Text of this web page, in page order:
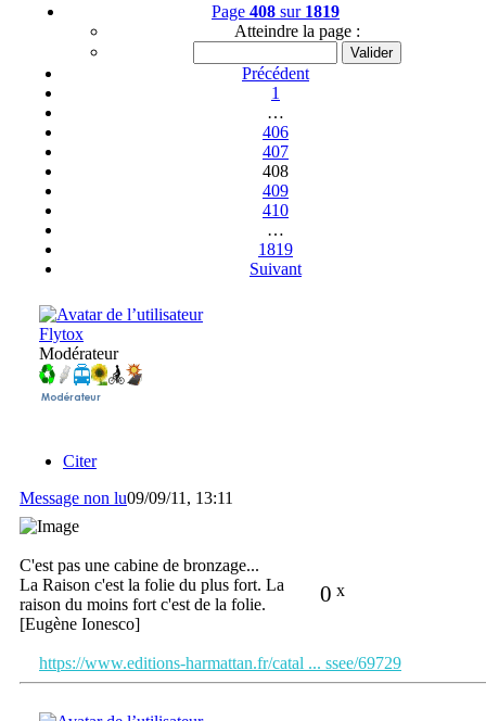
Page 408 sur 1819
Atteindre la page :
Précédent
1
…
406
407
408
409
410
…
1819
Suivant
Flytox
Modérateur
Citer
Message non lu09/09/11, 13:11
C'est pas une cabine de bronzage...
0 x
La Raison c'est la folie du plus fort. La
raison du moins fort c'est de la folie.
[Eugène Ionesco]
https://www.editions-harmattan.fr/catal ... ssee/69729